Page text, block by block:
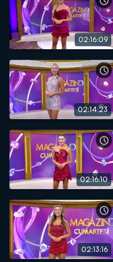
02:16:09
02:14:23
02:16:10
02:13:16